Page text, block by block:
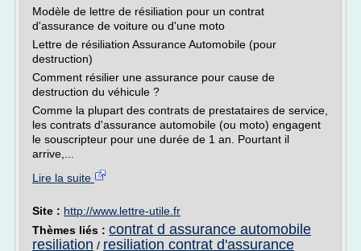
Modèle de lettre de résiliation pour un contrat
d'assurance de voiture ou d'une moto
Lettre de résiliation Assurance Automobile (pour
destruction)
Comment résilier une assurance pour cause de
destruction du véhicule ?
Comme la plupart des contrats de prestataires de service,
les contrats d'assurance automobile (ou moto) engagent
le souscripteur pour une durée de 1 an. Pourtant il
arrive,...
Lire la suite
Site : http://www.lettre-utile.fr
Thèmes liés : contrat d assurance automobile
resiliation / resiliation contrat d'assurance